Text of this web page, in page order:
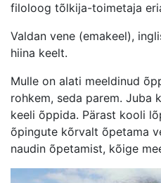
filoloog tõlkija-toimetaja
Valdan vene (emakeel),
hiina keelt.
Mulle on alati meeldinud
rohkem, seda parem. Juba
keeli õppida. Pärast kooli
õpingute kõrvalt õpetama
naudin õpetamist, kõige